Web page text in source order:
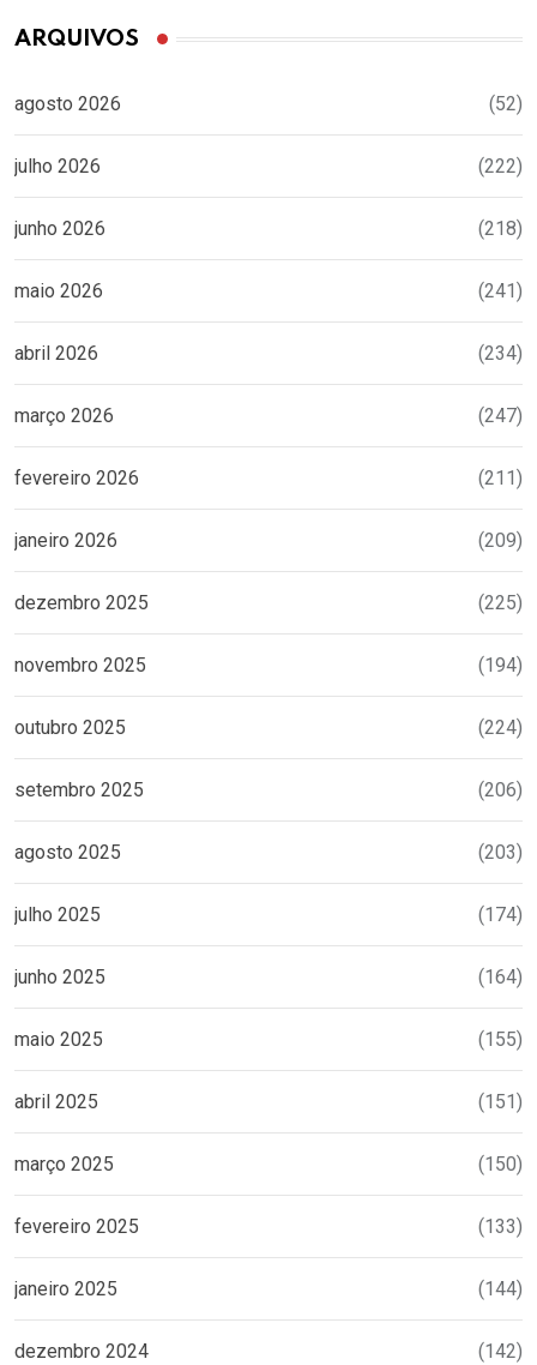
ARQUIVOS
agosto 2026 (52)
julho 2026 (222)
junho 2026 (218)
maio 2026 (241)
abril 2026 (234)
março 2026 (247)
fevereiro 2026 (211)
janeiro 2026 (209)
dezembro 2025 (225)
novembro 2025 (194)
outubro 2025 (224)
setembro 2025 (206)
agosto 2025 (203)
julho 2025 (174)
junho 2025 (164)
maio 2025 (155)
abril 2025 (151)
março 2025 (150)
fevereiro 2025 (133)
janeiro 2025 (144)
dezembro 2024 (142)